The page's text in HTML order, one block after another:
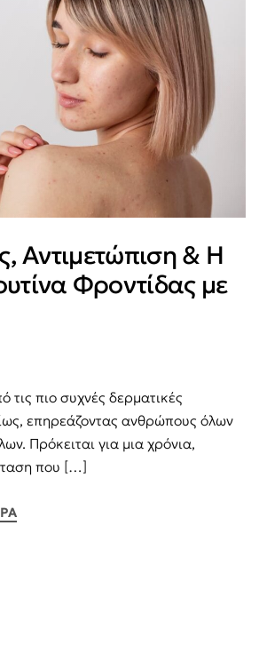
Αντιμετώπιση & Η
Φροντίδας με
τις πιο συχνές δερματικές
επηρεάζοντας ανθρώπους όλων
Πρόκειται για μια χρόνια,
που […]